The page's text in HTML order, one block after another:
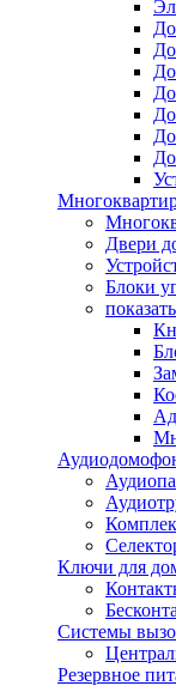
Двери
Блоки
Ключи для
Системы
Резервное